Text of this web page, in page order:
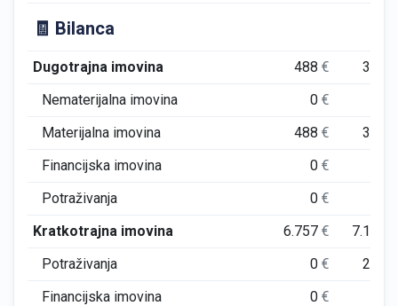
🧾 Bilanca
Dugotrajna imovina 488€ 355
Nematerijalna imovina
0€
Materijalna imovina
488€ 355
Financijska imovina
0€
Potraživanja
0€
Kratkotrajna imovina
6.757€ 7.136
Potraživanja
0€ 280
Financijska imovina
0€